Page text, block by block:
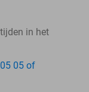
in het
05 of